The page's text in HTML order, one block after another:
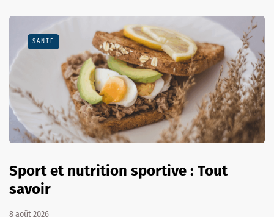
SANTÉ
Sport et nutrition sportive : Tout
savoir
8 août 2026